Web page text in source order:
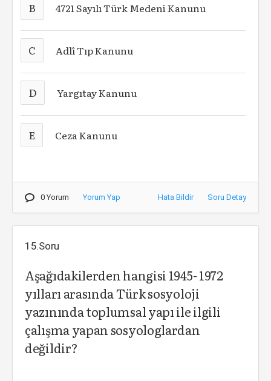
B 4721 Sayılı Türk Medeni Kanunu
C Adlî Tıp Kanunu
D Yargıtay Kanunu
E Ceza Kanunu
0 Yorum Yorum Yap Hata Bildir Soru Detay
15.Soru
Aşağıdakilerden hangisi 1945- 1972
yılları arasında Türk sosyoloji
yazınında toplumsal yapı ile ilgili
çalışma yapan sosyologlardan
değildir?